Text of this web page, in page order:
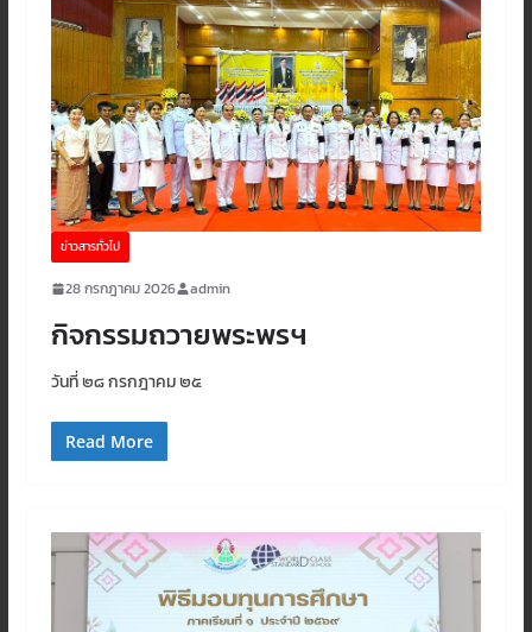
ข่าวสารทั่วไป
28 กรกฎาคม 2026 admin
กิจกรรมถวายพระพรฯ
วันที่ ๒๘ กรกฎาคม ๒๕
Read More